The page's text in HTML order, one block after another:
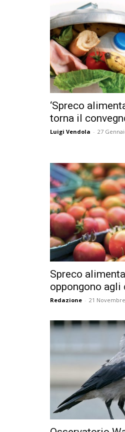
‘Spreco
torna il
Luigi Vendola - 27
Spreco
oppongono agli
Redazione - 21